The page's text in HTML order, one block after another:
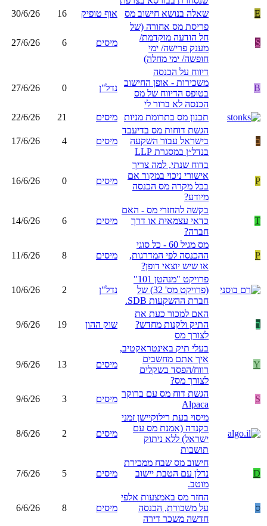
E
שאלה בנושא חישוב מס אוף טופיק 16
30/6/26
S
פריסת מס אחורה (של
חל הודעה מוקדמת/
מענק פרישה/ ימי
חופשה/ ימי מחלה)
מיסים 6
27/6/26
B
דיווח על הכנסה
משכירות - אופן החישוב
בטופס הדיווח של מס
הכנסה לא ברור לי
נדל"ן 0
27/6/26
תכנון מס בתרומת מניות מיסים 21
22/6/26
ב
הגשת דוחות מס בדיעבד
בישראל עבור השקעה
בנדל״ן במסגרת LLP
מיסים 4
17/6/26
P
בדוח שנתי, למה צריך
אישורי ניכוי במקור אם
בכל מקרה מס הכנסה
מיודע?
מיסים 0
16/6/26
T
בקשה להחזרי מס - האם
כדאי עצמאית או דרך
חברה?
מיסים 6
14/6/26
P
מס מגיל 60 - כל סוגי
ההכנסה לפי המדרגות,
או שיש יוצאי דופן?
מיסים 8
11/6/26
פרויקט "מנהטן 101"
(פרויקט מס' 32) של
חברת ההשקעות SDB.
נדל"ן 2
10/6/26
ר
האם למכור כעת את
התיק ולקנות מחדש?
לצורך מס
שוק ההון 19
9/6/26
Y
בעלי תיק באינטראקטיב,
איך אתם מחשבים
רווח/הפסד בשקלים
לצורך מס?
מיסים 13
9/6/26
S
הגשת דוח מס עם ברוקר
Alpaca
מיסים 3
9/6/26
מיסוי בעת רילוקיישן זמני
בקנדה (אמנת מס עם
ישראל) ללא ניתוק
תושבות
מיסים 2
8/6/26
D
חישוב מס שבח ממכירת
נדלן עם הטבת יישוב
מוטב.
מיסים 5
7/6/26
ס
החזר מס באמצעות אלפי
על משכורת, הכנסה
חדשה משכר דירה
מיסים 8
6/6/26